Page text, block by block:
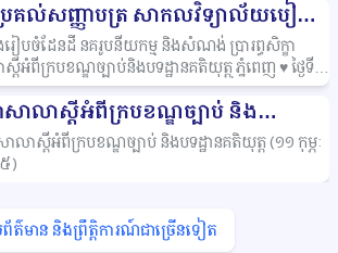
គល់សញ្ញាបត្រ សាកលវិទ្យាល័យបៀល
(៩កុម្ភៈ ២០២៥)
ៀបចំដែនដី នគរូបនីយកម្ម និងសំណង់ ប្រារព្ធសិក្ខា
តីអំពីក្របខណ្ឌច្បាប់និងបទដ្ឋានគតិយុត្តភ្នំពេញ ♥️ថ្ងៃទី
ម្ភៈឆ្នាំ២០២៥☺️សាកលវិទ្យាល័យបៀលប្រាយ
ភ្នំពេញសហការជាមួយ ក្រសួងរៀបចំដែនដី នគរូបនីយ
សំណង់ បានរៀបចំសិក្ខាសាលាស្តីអំពី «ការផ្សព្វផ្សាយ
ឌច្បាប់និងបទដ្ឋានគតិយុត្តក្នុងវិស័យរៀបចំដែនដី នគ
ម
សិក្ខាសាលានេះបានប្រព្រឹត្ត
ការ
នៃក្រសួងរៀបចំដែនដី នគរូបនីយកម្ម
ាលានេះបានទទួលការស្វាគមន៍ និងបដិសណ្ឋារកិច្ច
សាលាស្តីអំពីក្របខណ្ឌច្បាប់ និង
ានគតិយុត្ត(១១កុម្ភៈ ២០២៥)
ាលាស្តីអំពីក្របខណ្ឌច្បាប់ និងបទដ្ឋានគតិយុត្ត(១១ កុម្ភៈ
)
ត៌មាន និងព្រឹត្តិការណ៍ជាច្រើនទៀត